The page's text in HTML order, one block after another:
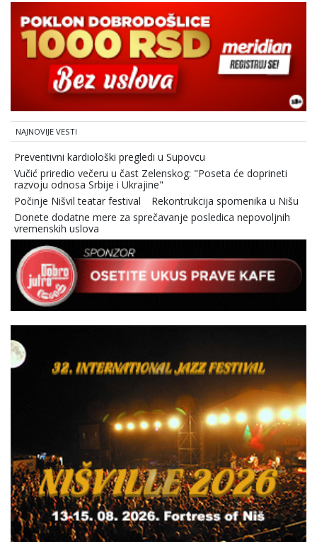
NAJNOVIJE VESTI
Preventivni kardiološki pregledi u Supovcu
Vučić priredio večeru u čast Zelenskog: "Poseta će doprineti
razvoju odnosa Srbije i Ukrajine"
Počinje Nišvil teatar festival
Rekontrukcija spomenika u Nišu
Donete dodatne mere za sprečavanje posledica nepovoljnih
vremenskih uslova